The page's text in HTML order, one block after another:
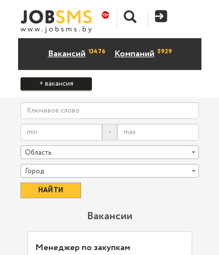
Вакансий 13476 Компаний 5929
+ вакансия
-
Область
Город
Вакансии
Менеджер по закупкам